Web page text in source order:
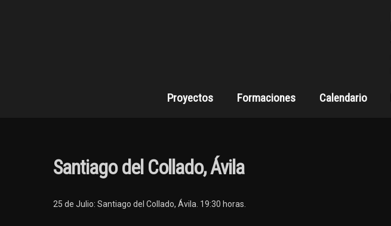
Proyectos Formaciones Calendario
Santiago del Collado, Ávila
25 de Julio: Santiago del Collado, Ávila. 19:30 horas.